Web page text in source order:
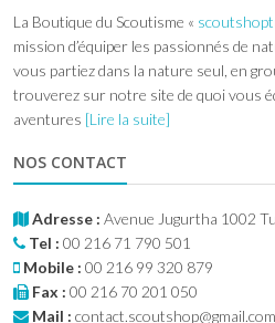
La Boutique du Scoutisme «
mission d’équiper les passionnés de
vous partiez dans la nature seul, en
trouverez sur notre site de quoi vous
aventures [Lire la suite]
NOS CONTACT
Adresse : Avenue Jugurtha 1002
Tel : 00 216 71 790 501
Mobile : 00 216 99 320 879
Fax : 00 216 70 201 050
Mail : contact.scoutshop@gmail.com